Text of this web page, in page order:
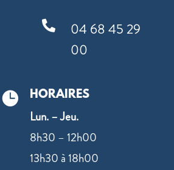

04 68 45 29
00
 HORAIRES
Lun. – Jeu.
8h30 – 12h00
13h30 à 18h00